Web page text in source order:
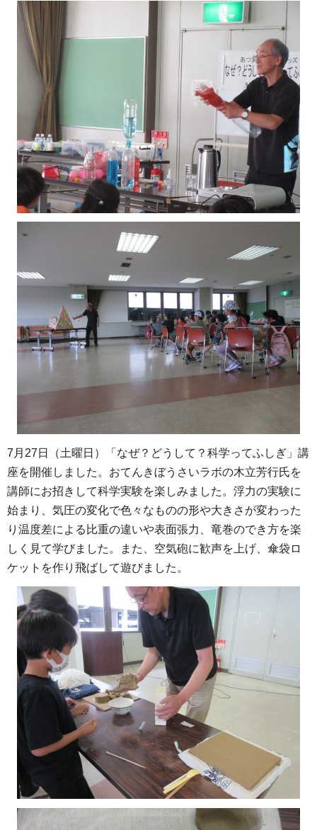
7月27日（土曜日）「なぜ？どうして？科学ってふしぎ」講
座を開催しました。おてんきぼうさいラボの木立芳行氏を
講師にお招きして科学実験を楽しみました。浮力の実験に
始まり、気圧の変化で色々なものの形や大きさが変わった
り温度差による比重の違いや表面張力、竜巻のでき方を楽
しく見て学びました。また、空気砲に歓声を上げ、傘袋ロ
ケットを作り飛ばして遊びました。